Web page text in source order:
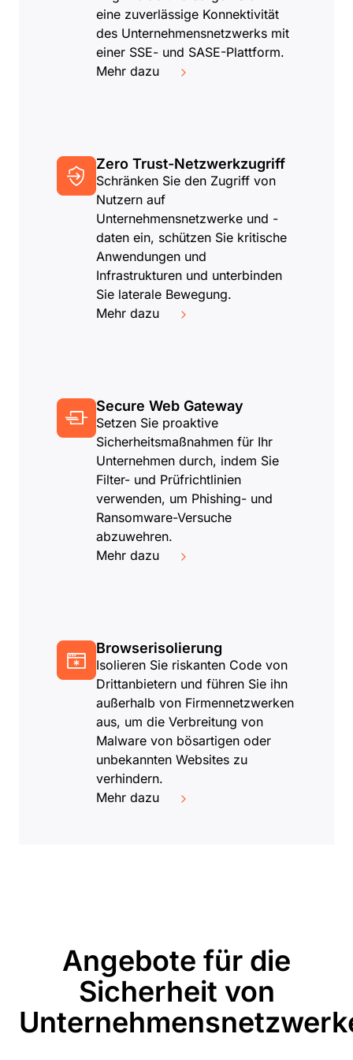
eine zuverlässige Konnektivität
des Unternehmensnetzwerks mit
einer SSE- und SASE-Plattform.
Mehr dazu
Zero Trust-Netzwerkzugriff
Schränken Sie den Zugriff von
Nutzern auf
Unternehmensnetzwerke und -
daten ein, schützen Sie kritische
Anwendungen und
Infrastrukturen und unterbinden
Sie laterale Bewegung.
Mehr dazu
Secure Web Gateway
Setzen Sie proaktive
Sicherheitsmaßnahmen für Ihr
Unternehmen durch, indem Sie
Filter- und Prüfrichtlinien
verwenden, um Phishing- und
Ransomware-Versuche
abzuwehren.
Mehr dazu
Browserisolierung
Isolieren Sie riskanten Code von
Drittanbietern und führen Sie ihn
außerhalb von Firmennetzwerken
aus, um die Verbreitung von
Malware von bösartigen oder
unbekannten Websites zu
verhindern.
Mehr dazu
Angebote für die
Sicherheit von